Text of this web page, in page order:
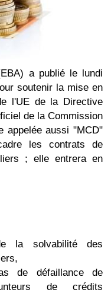
a publié le lundi
soutenir la mise en
l'UE de la Directive
de la Commission
appelée aussi "MCD"
les contrats de
; elle entrera en
la solvabilité des
de défaillance de
de crédits